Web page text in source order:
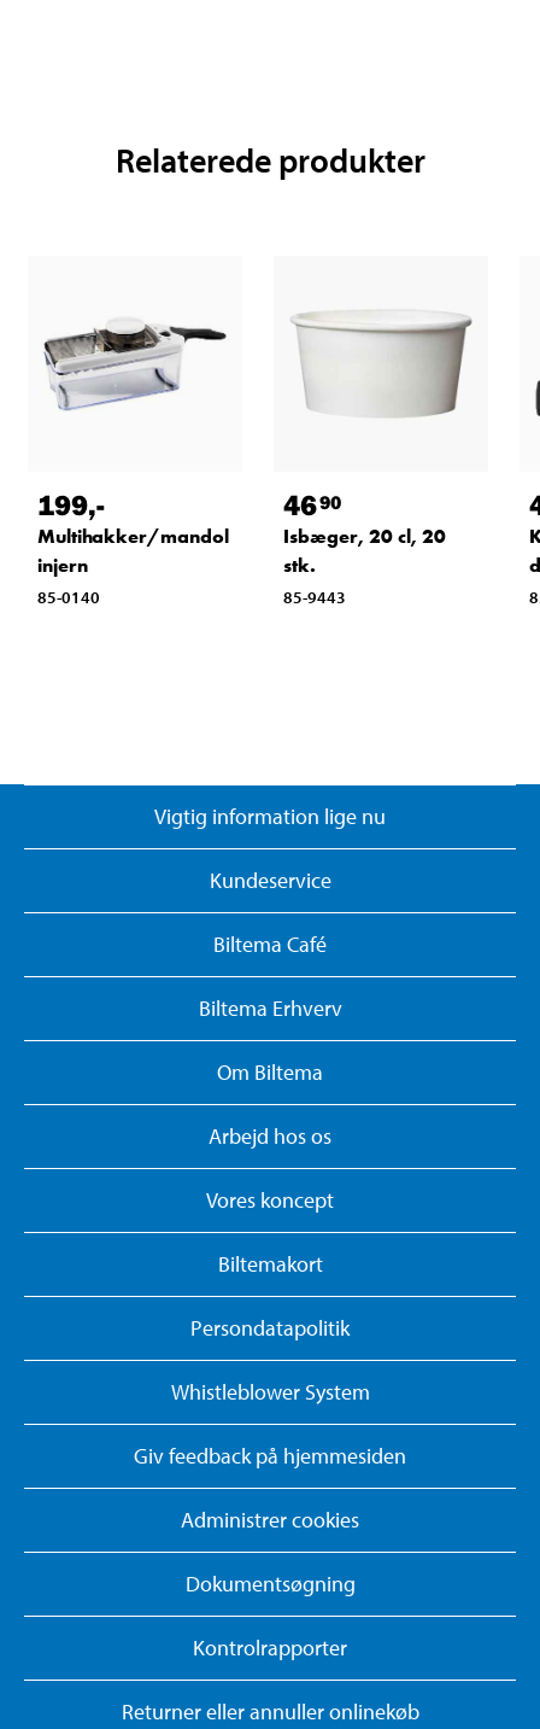
Relaterede produkter
199,-
Multihakker/mandol
injern
85-0140
4690
Isbæger, 20 cl, 20
stk.
85-9443
Vigtig information lige nu
Kundeservice
Biltema Café
Biltema Erhverv
Om Biltema
Arbejd hos os
Vores koncept
Biltemakort
Persondatapolitik
Whistleblower System
Giv feedback på hjemmesiden
Administrer cookies
Dokumentsøgning
Kontrolrapporter
Returner eller annuller onlinekøb